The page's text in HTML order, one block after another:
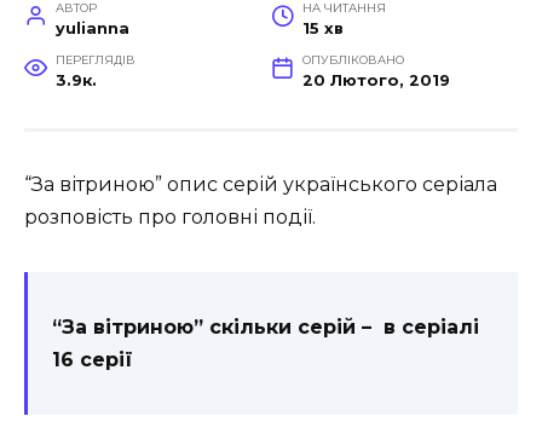
АВТОР
yulianna
НА ЧИТАННЯ
15 хв
ПЕРЕГЛЯДІВ
3.9к.
ОПУБЛІКОВАНО
20 Лютого, 2019
“За вітриною” опис серій українського серіала
розповість про головні події.
“За вітриною” скільки серій – в серіалі
16 серії